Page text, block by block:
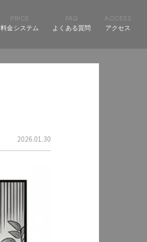
PRICE
料金システム
FAQ
よくある質問
ACCESS
アクセス
2026.01.30